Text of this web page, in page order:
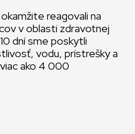
reagovali na
v oblasti zdravotnej
dní sme poskytli
vodu, prístrešky a
ako 4 000